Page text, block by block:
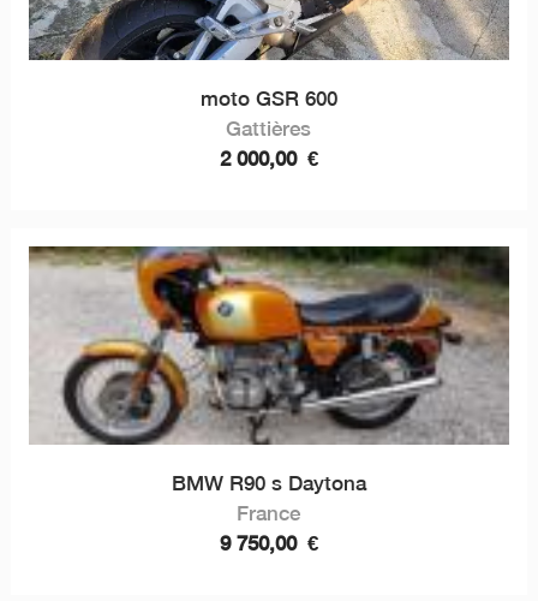
moto GSR 600
Gattières
2 000,00 €
BMW R90 s Daytona
France
9 750,00 €